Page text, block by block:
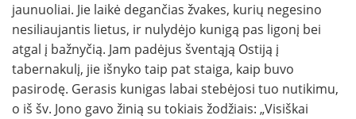
jaunuoliai. Jie laikė degančias žvakes, kurių negesino
nesiliaujantis lietus, ir nulydėjo kunigą pas ligonį bei
atgal į bažnyčią. Jam padėjus šventąją Ostiją į
tabernakulį, jie išnyko taip pat staiga, kaip buvo
pasirodę. Gerasis kunigas labai stebėjosi tuo nutikimu,
o iš šv. Jono gavo žinią su tokiais žodžiais: „Visiškai